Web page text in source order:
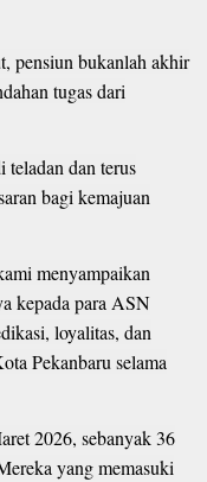
pensiun bukanlah akhir
tugas dari
teladan dan terus
bagi kemajuan
menyampaikan
kepada para ASN
loyalitas, dan
Pekanbaru selama
2026, sebanyak 36
yang memasuki